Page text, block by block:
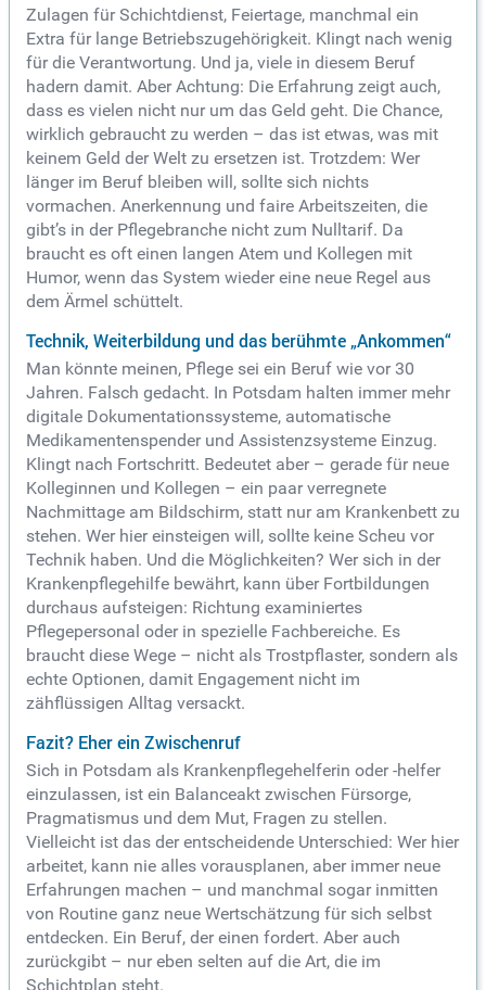
Zulagen für Schichtdienst, Feiertage, manchmal ein
Extra für lange Betriebszugehörigkeit. Klingt nach wenig
für die Verantwortung. Und ja, viele in diesem Beruf
hadern damit. Aber Achtung: Die Erfahrung zeigt auch,
dass es vielen nicht nur um das Geld geht. Die Chance,
wirklich gebraucht zu werden – das ist etwas, was mit
keinem Geld der Welt zu ersetzen ist. Trotzdem: Wer
länger im Beruf bleiben will, sollte sich nichts
vormachen. Anerkennung und faire Arbeitszeiten, die
gibt’s in der Pflegebranche nicht zum Nulltarif. Da
braucht es oft einen langen Atem und Kollegen mit
Humor, wenn das System wieder eine neue Regel aus
dem Ärmel schüttelt.
Technik, Weiterbildung und das berühmte „Ankommen“
Man könnte meinen, Pflege sei ein Beruf wie vor 30
Jahren. Falsch gedacht. In Potsdam halten immer mehr
digitale Dokumentationssysteme, automatische
Medikamentenspender und Assistenzsysteme Einzug.
Klingt nach Fortschritt. Bedeutet aber – gerade für neue
Kolleginnen und Kollegen – ein paar verregnete
Nachmittage am Bildschirm, statt nur am Krankenbett zu
stehen. Wer hier einsteigen will, sollte keine Scheu vor
Technik haben. Und die Möglichkeiten? Wer sich in der
Krankenpflegehilfe bewährt, kann über Fortbildungen
durchaus aufsteigen: Richtung examiniertes
Pflegepersonal oder in spezielle Fachbereiche. Es
braucht diese Wege – nicht als Trostpflaster, sondern als
echte Optionen, damit Engagement nicht im
zähflüssigen Alltag versackt.
Fazit? Eher ein Zwischenruf
Sich in Potsdam als Krankenpflegehelferin oder -helfer
einzulassen, ist ein Balanceakt zwischen Fürsorge,
Pragmatismus und dem Mut, Fragen zu stellen.
Vielleicht ist das der entscheidende Unterschied: Wer hier
arbeitet, kann nie alles vorausplanen, aber immer neue
Erfahrungen machen – und manchmal sogar inmitten
von Routine ganz neue Wertschätzung für sich selbst
entdecken. Ein Beruf, der einen fordert. Aber auch
zurückgibt – nur eben selten auf die Art, die im
Schichtplan steht.